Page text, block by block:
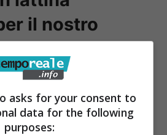
il nostro
una larga
in cui un esperto
della birra di preferire
asks for your consent to
data for the following
purposes: